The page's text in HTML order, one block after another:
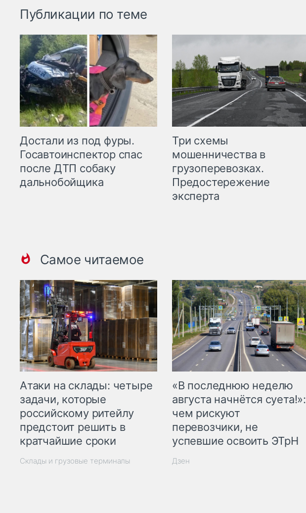
Публикации по теме
Достали из под фуры.
Госавтоинспектор спас
после ДТП собаку
дальнобойщика
Три схемы
мошенничества в
грузоперевозках.
Предостережение
эксперта
Самое читаемое
Атаки на склады: четыре
задачи, которые
российскому ритейлу
предстоит решить в
кратчайшие сроки
Склады и грузовые терминалы
«В последнюю неделю
августа начнётся суета!»:
чем рискуют
перевозчики, не
успевшие освоить ЭТрН
Дзен